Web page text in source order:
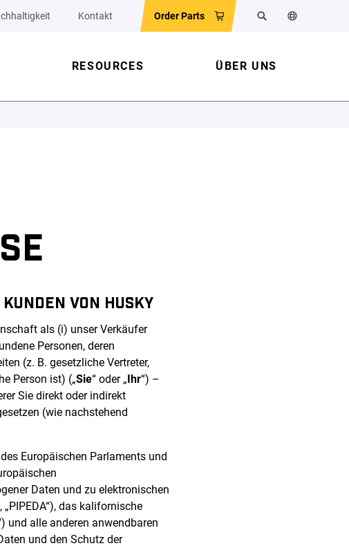
Kontakt Order Parts SuchenSprache der
RESOURCES ÜBER UNS
VON HUSKY
als (i) unser Verkäufer
Personen, deren
(z. B. gesetzliche Vertreter,
Person ist) („Sie“ oder „Ihr“) –
Sie direkt oder indirekt
(wie nachstehend
Europäischen Parlaments und
Daten und zu elektronischen
das kalifornische
und alle anderen anwendbaren
und den Schutz der